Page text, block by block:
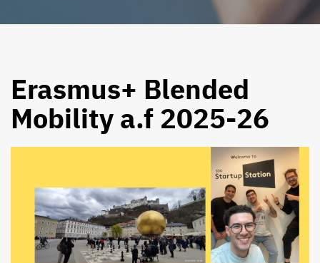
Erasmus+ Blended
Mobility a.f 2025-26